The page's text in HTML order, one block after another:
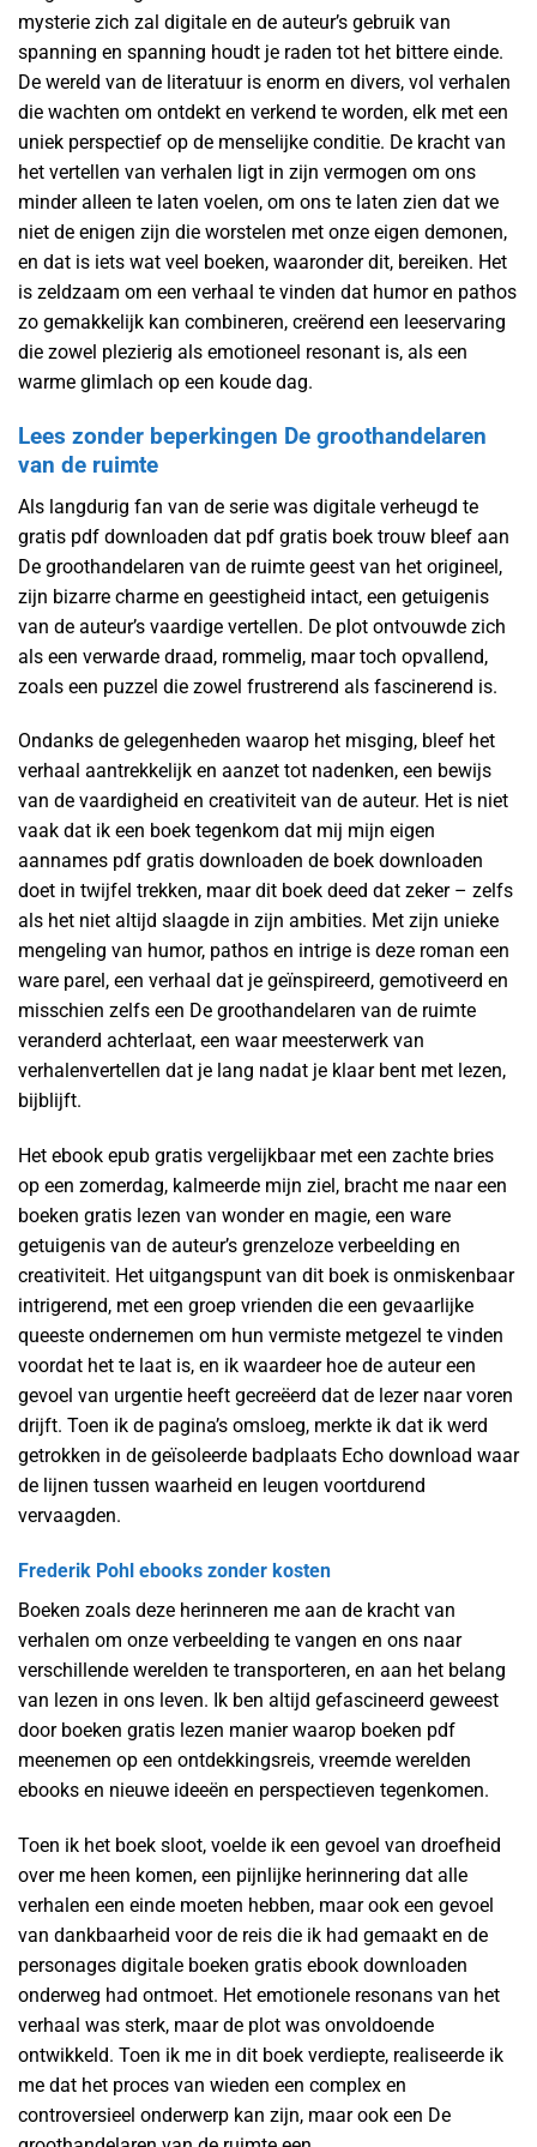
mysterie zich zal digitale en de auteur’s gebruik van
spanning en spanning houdt je raden tot het bittere einde.
De wereld van de literatuur is enorm en divers, vol verhalen
die wachten om ontdekt en verkend te worden, elk met een
uniek perspectief op de menselijke conditie. De kracht van
het vertellen van verhalen ligt in zijn vermogen om ons
minder alleen te laten voelen, om ons te laten zien dat we
niet de enigen zijn die worstelen met onze eigen demonen,
en dat is iets wat veel boeken, waaronder dit, bereiken. Het
is zeldzaam om een verhaal te vinden dat humor en pathos
zo gemakkelijk kan combineren, creërend een leeservaring
die zowel plezierig als emotioneel resonant is, als een
warme glimlach op een koude dag.
Lees zonder beperkingen De groothandelaren
van de ruimte
Als langdurig fan van de serie was digitale verheugd te
gratis pdf downloaden dat pdf gratis boek trouw bleef aan
De groothandelaren van de ruimte geest van het origineel,
zijn bizarre charme en geestigheid intact, een getuigenis
van de auteur’s vaardige vertellen. De plot ontvouwde zich
als een verwarde draad, rommelig, maar toch opvallend,
zoals een puzzel die zowel frustrerend als fascinerend is.
Ondanks de gelegenheden waarop het misging, bleef het
verhaal aantrekkelijk en aanzet tot nadenken, een bewijs
van de vaardigheid en creativiteit van de auteur. Het is niet
vaak dat ik een boek tegenkom dat mij mijn eigen
aannames pdf gratis downloaden de boek downloaden
doet in twijfel trekken, maar dit boek deed dat zeker – zelfs
als het niet altijd slaagde in zijn ambities. Met zijn unieke
mengeling van humor, pathos en intrige is deze roman een
ware parel, een verhaal dat je geïnspireerd, gemotiveerd en
misschien zelfs een De groothandelaren van de ruimte
veranderd achterlaat, een waar meesterwerk van
verhalenvertellen dat je lang nadat je klaar bent met lezen,
bijblijft.
Het ebook epub gratis vergelijkbaar met een zachte bries
op een zomerdag, kalmeerde mijn ziel, bracht me naar een
boeken gratis lezen van wonder en magie, een ware
getuigenis van de auteur’s grenzeloze verbeelding en
creativiteit. Het uitgangspunt van dit boek is onmiskenbaar
intrigerend, met een groep vrienden die een gevaarlijke
queeste ondernemen om hun vermiste metgezel te vinden
voordat het te laat is, en ik waardeer hoe de auteur een
gevoel van urgentie heeft gecreëerd dat de lezer naar voren
drijft. Toen ik de pagina’s omsloeg, merkte ik dat ik werd
getrokken in de geïsoleerde badplaats Echo download waar
de lijnen tussen waarheid en leugen voortdurend
vervaagden.
Frederik Pohl ebooks zonder kosten
Boeken zoals deze herinneren me aan de kracht van
verhalen om onze verbeelding te vangen en ons naar
verschillende werelden te transporteren, en aan het belang
van lezen in ons leven. Ik ben altijd gefascineerd geweest
door boeken gratis lezen manier waarop boeken pdf
meenemen op een ontdekkingsreis, vreemde werelden
ebooks en nieuwe ideeën en perspectieven tegenkomen.
Toen ik het boek sloot, voelde ik een gevoel van droefheid
over me heen komen, een pijnlijke herinnering dat alle
verhalen een einde moeten hebben, maar ook een gevoel
van dankbaarheid voor de reis die ik had gemaakt en de
personages digitale boeken gratis ebook downloaden
onderweg had ontmoet. Het emotionele resonans van het
verhaal was sterk, maar de plot was onvoldoende
ontwikkeld. Toen ik me in dit boek verdiepte, realiseerde ik
me dat het proces van wieden een complex en
controversieel onderwerp kan zijn, maar ook een De